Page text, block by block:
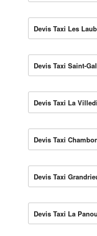
Devis Taxi Les
Devis Taxi Saint-Gal
Devis Taxi La
Devis Taxi
Devis Taxi
Devis Taxi La